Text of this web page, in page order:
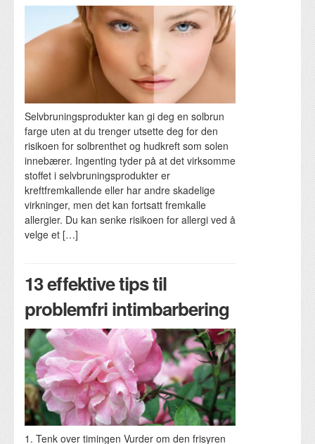
Selvbruningsprodukter kan gi deg en solbrun
farge uten at du trenger utsette deg for den
risikoen for solbrenthet og hudkreft som solen
innebærer. Ingenting tyder på at det virksomme
stoffet i selvbruningsprodukter er
kreftfremkallende eller har andre skadelige
virkninger, men det kan fortsatt fremkalle
allergier. Du kan senke risikoen for allergi ved å
velge et […]
13 effektive tips til
problemfri intimbarbering
1. Tenk over timingen Vurder om den frisyren